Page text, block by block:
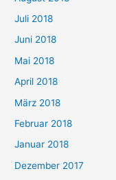
Juli 2018
Juni 2018
Mai 2018
April 2018
März 2018
Februar 2018
Januar 2018
Dezember 2017